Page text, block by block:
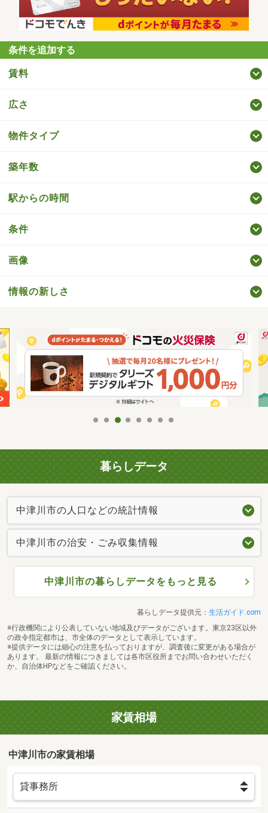
条件を追加する
賃料
広さ
物件タイプ
築年数
駅からの時間
条件
画像
情報の新しさ
暮らしデータ
中津川市の人口などの統計情報
中津川市の治安・ごみ収集情報
中津川市の暮らしデータをもっと見る
暮らしデータ提供元： 生活ガイド.com
※行政機関により公表していない地域及びデータがございます。東京23区以外
の政令指定都市は、市全体のデータとして表示しています。
※提供データには細心の注意を払っておりますが、調査後に変更がある場合が
あります。 最新の情報につきましては各市区役所までお問い合わせいただく
か、自治体HPなどをご確認ください。
家賃相場
中津川市の家賃相場